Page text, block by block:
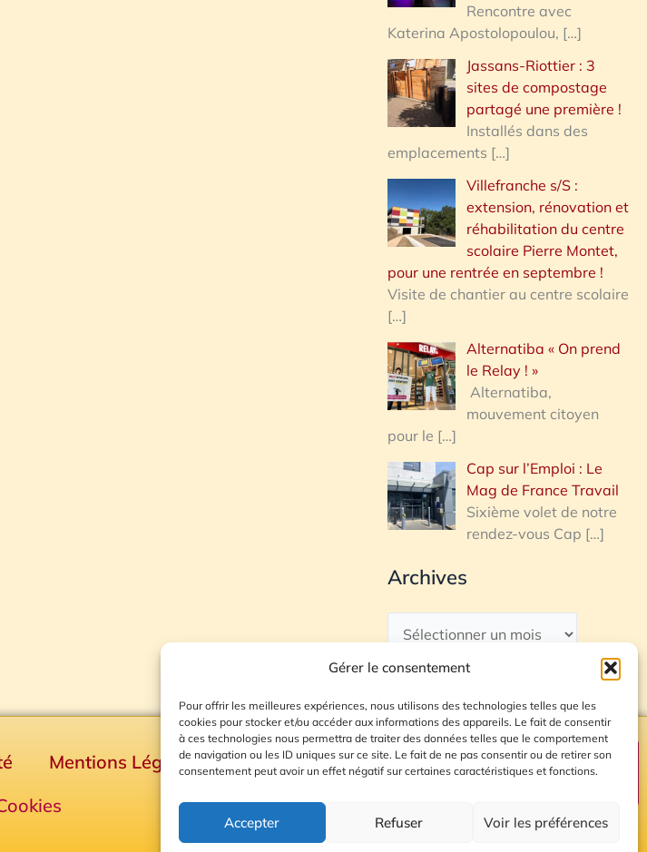
Gérer le consentement
Pour offrir les meilleures expériences, nous utilisons des technologies telles que les
cookies pour stocker et/ou accéder aux informations des appareils. Le fait de consentir
à ces technologies nous permettra de traiter des données telles que le comportement
de navigation ou les ID uniques sur ce site. Le fait de ne pas consentir ou de retirer son
consentement peut avoir un effet négatif sur certaines caractéristiques et fonctions.
Accepter Refuser Voir les préférences
Rencontre avec
Katerina Apostolopoulou, […]
Jassans-Riottier : 3
sites de compostage
partagé une première !
Installés dans des
emplacements […]
Villefranche s/S :
extension, rénovation et
réhabilitation du centre
scolaire Pierre Montet,
pour une rentrée en septembre !
Visite de chantier au centre scolaire
[…]
Alternatiba « On prend
le Relay ! »
Alternatiba,
mouvement citoyen
pour le […]
Cap sur l’Emploi : Le
Mag de France Travail
Sixième volet de notre
rendez-vous Cap […]
Archives
Mentions Légales
Plan du site